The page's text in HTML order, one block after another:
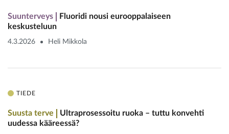
Suunterveys
Fluoridi nousi eurooppalaiseen
keskusteluun
4.3.2026 Heli Mikkola
TIEDE
Suusta terve
Ultraprosessoitu ruoka – tuttu konvehti
uudessa kääreessä?